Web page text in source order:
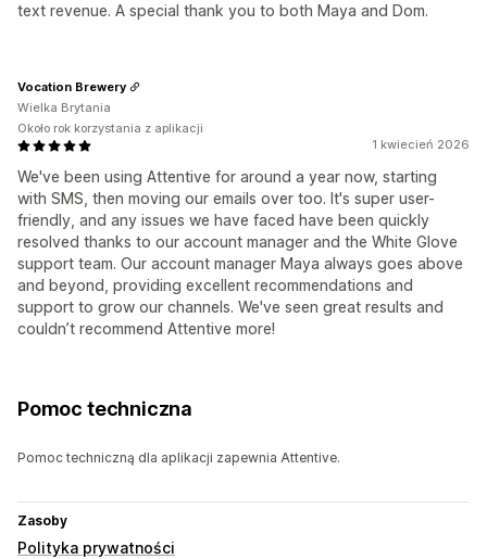
text revenue. A special thank you to both Maya and Dom.
1 kwiecień 2026
We've been using Attentive for around a year now, starting
with SMS, then moving our emails over too. It's super user-
friendly, and any issues we have faced have been quickly
resolved thanks to our account manager and the White Glove
support team. Our account manager Maya always goes above
and beyond, providing excellent recommendations and
support to grow our channels. We've seen great results and
couldn’t recommend Attentive more!
Vocation Brewery
Wielka Brytania
Około rok korzystania z aplikacji
Pomoc techniczna
Pomoc techniczną dla aplikacji zapewnia Attentive.
Zasoby
Polityka prywatności